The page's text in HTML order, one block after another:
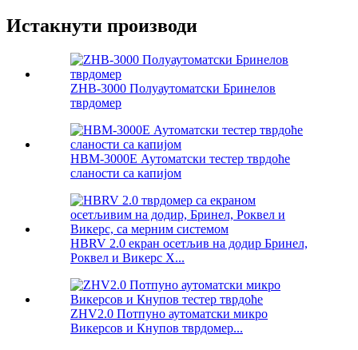
Истакнути производи
ZHB-3000 Полуаутоматски Бринелов
тврдомер
HBM-3000E Аутоматски тестер тврдоће
сланости са капијом
HBRV 2.0 екран осетљив на додир Бринел,
Роквел и Викерс Х...
ZHV2.0 Потпуно аутоматски микро
Викерсов и Кнупов тврдомер...